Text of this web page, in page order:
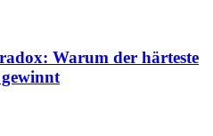
Warum der härteste